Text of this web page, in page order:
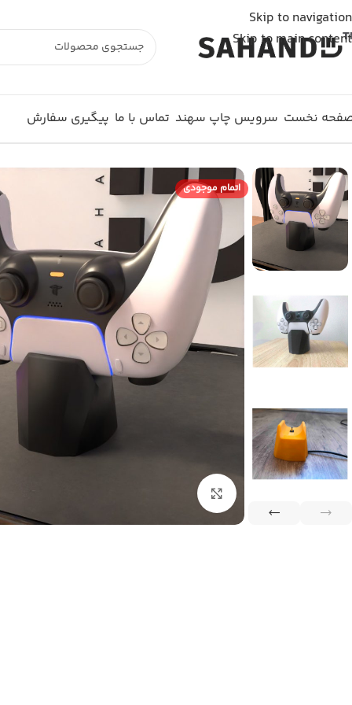
Skip to navigation
Skip to main content
نخست سرویس چاپ سهند تماس با ما پیگیری سفارش
اتمام موجودی